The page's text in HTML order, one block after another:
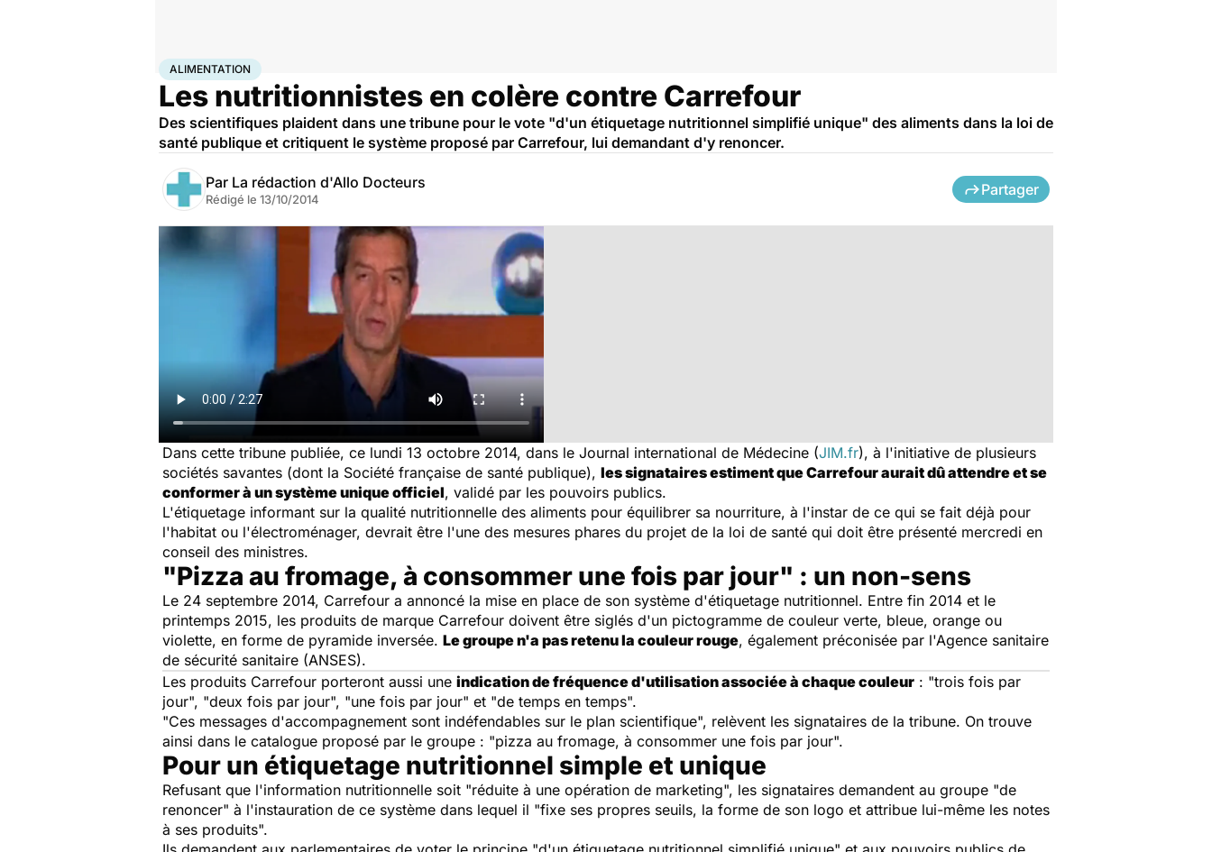
AccueilSantéMaladies
ALIMENTATION
Les nutritionnistes en colère contre Carrefour
Des scientifiques plaident dans une tribune pour le vote "d'un étiquetage nutritionnel simplifié unique" des aliments dans la loi de
santé publique et critiquent le système proposé par Carrefour, lui demandant d'y renoncer.
Par La rédaction d'Allo Docteurs
Rédigé le 13/10/2014
Partager
Dans cette tribune publiée, ce lundi 13 octobre 2014, dans le Journal international de Médecine (JIM.fr), à l'initiative de plusieurs
sociétés savantes (dont la Société française de santé publique), les signataires estiment que Carrefour aurait dû attendre et se
conformer à un système unique officiel, validé par les pouvoirs publics.
L'étiquetage informant sur la qualité nutritionnelle des aliments pour équilibrer sa nourriture, à l'instar de ce qui se fait déjà pour
l'habitat ou l'électroménager, devrait être l'une des mesures phares du projet de la loi de santé qui doit être présenté mercredi en
conseil des ministres.
"Pizza au fromage, à consommer une fois par jour" : un non-sens
Le 24 septembre 2014, Carrefour a annoncé la mise en place de son système d'étiquetage nutritionnel. Entre fin 2014 et le
printemps 2015, les produits de marque Carrefour doivent être siglés d'un pictogramme de couleur verte, bleue, orange ou
violette, en forme de pyramide inversée. Le groupe n'a pas retenu la couleur rouge, également préconisée par l'Agence sanitaire
de sécurité sanitaire (ANSES).
Les produits Carrefour porteront aussi une indication de fréquence d'utilisation associée à chaque couleur : "trois fois par
jour", "deux fois par jour", "une fois par jour" et "de temps en temps".
"Ces messages d'accompagnement sont indéfendables sur le plan scientifique", relèvent les signataires de la tribune. On trouve
ainsi dans le catalogue proposé par le groupe : "pizza au fromage, à consommer une fois par jour".
Pour un étiquetage nutritionnel simple et unique
Refusant que l'information nutritionnelle soit "réduite à une opération de marketing", les signataires demandent au groupe "de
renoncer" à l'instauration de ce système dans lequel il "fixe ses propres seuils, la forme de son logo et attribue lui-même les notes
à ses produits".